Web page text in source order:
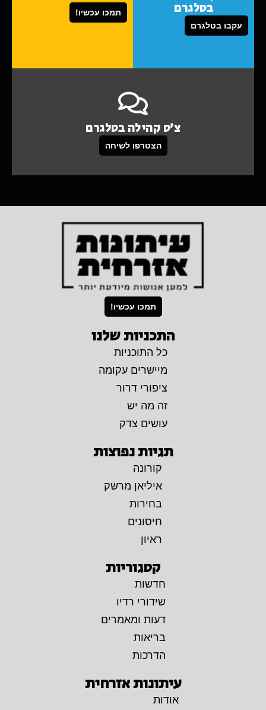
בטלגרם
עקבו בטלגרם
תמכו עכשיו!
צ'ט קהילה בטלגרם
הצטרפו לשיחה
תמכו עכשיו!
התכניות שלנו
כל התוכניות
מיישרים עקומה
ציפורי דרור
זה מה יש
עושים צדק
תגיות נפוצות
קורונה
איליאן מרשק
בחירות
חיסונים
ראיון
קטגוריות
חדשות
שידורי רדיו
דעות ומאמרים
בריאות
הדרכות
עיתונות אזרחית
אודות